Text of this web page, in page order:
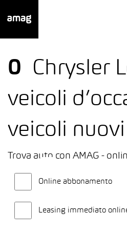
0
Chrysler
veicoli
veicoli nuovi
Trova auto con AMAG -
Online abbonamento
Leasing immediato